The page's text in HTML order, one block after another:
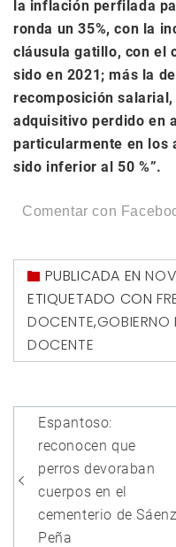
la inflación perfilada
ronda un 35%, con la
cláusula gatillo, con el
sido en 2021; más la
recomposición
adquisitivo perdido en
particularmente en los
sido inferior al 50 %”.
Comentar con
PUBLICADA EN
ETIQUETADO CON
DOCENTE,GOBIERNO
DOCENTE
Navegación
de
entradas
Espantoso:
reconocen que
perros devoraban
cuerpos en el
cementerio de Sáenz
Peña